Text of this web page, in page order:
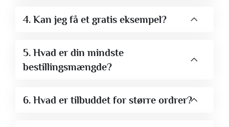
4. Kan jeg få et gratis eksempel?
5. Hvad er din mindste
bestillingsmængde?
6. Hvad er tilbuddet for større ordrer?